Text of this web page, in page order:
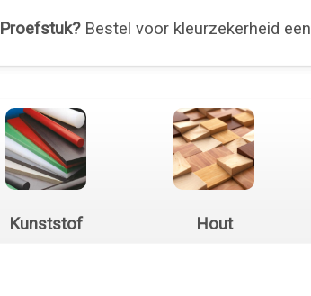
Proefstuk?Bestel voor kleurzekerheid een
Kunststof Hout